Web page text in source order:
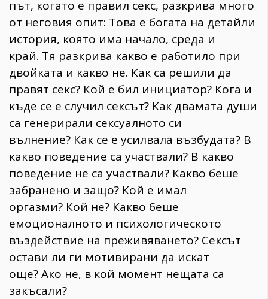
път, когато е правил секс, разкрива много
от неговия опит: Това е богата на детайли
история, която има начало, среда и
край. Тя разкрива какво е работило при
двойката и какво не. Как са решили да
правят секс? Кой е бил инициатор? Кога и
къде се е случил сексът? Как двамата души
са генерирали сексуалното си
вълнение? Как се е усилвала възбудата? В
какво поведение са участвали? В какво
поведение не са участвали? Какво беше
забранено и защо? Кой е имал
оргазми? Кой не? Какво беше
емоционалното и психологическото
въздействие на преживяването? Сексът
остави ли ги мотивирани да искат
още? Ако не, в кой момент нещата са
закъсали?